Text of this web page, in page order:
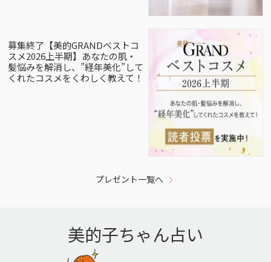
募集終了【美的GRANDベストコ
スメ2026上半期】あなたの肌・
髪悩みを解消し、”経年美化”して
くれたコスメをくわしく教えて！
プレゼント一覧へ
美的子ちゃん占い